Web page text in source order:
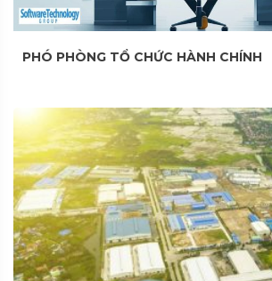
PHÓ PHÒNG TỔ CHỨC HÀNH CHÍNH